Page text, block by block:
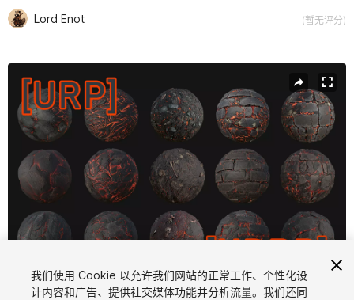
Lord Enot (暂无评分)
1/19
我们使用 Cookie 以允许我们网站的正常工作、个性化设
计内容和广告、提供社交媒体功能并分析流量。我们还同